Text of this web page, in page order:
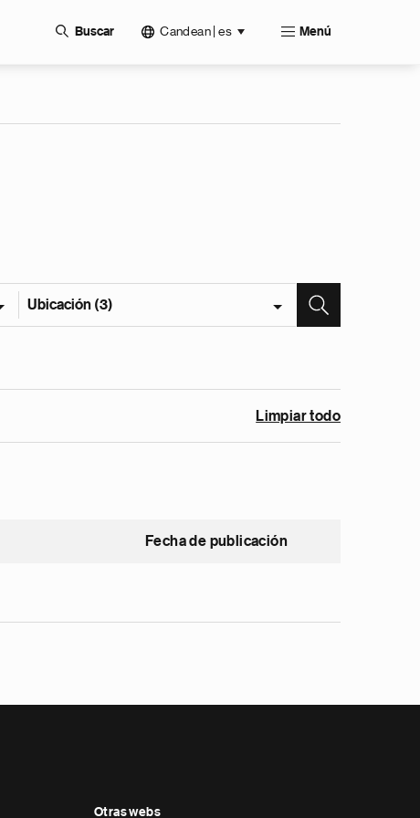
Buscar Candean | es Menú
Ubicación (3)
Limpiar todo
Fecha de publicación
Otras webs